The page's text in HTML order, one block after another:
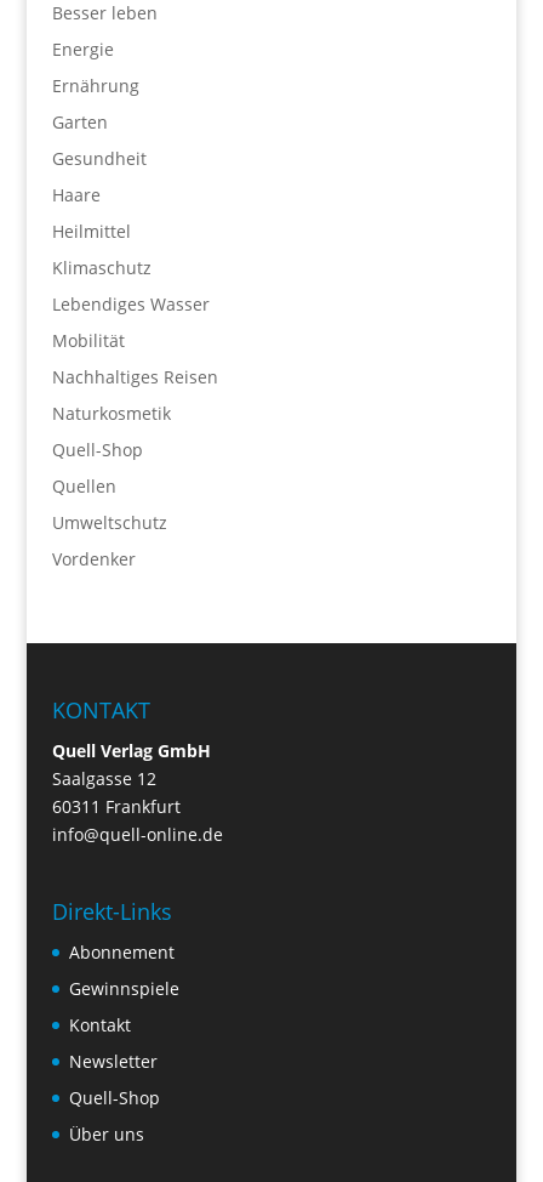
Besser leben
Energie
Ernährung
Garten
Gesundheit
Haare
Heilmittel
Klimaschutz
Lebendiges Wasser
Mobilität
Nachhaltiges Reisen
Naturkosmetik
Quell-Shop
Quellen
Umweltschutz
Vordenker
KONTAKT
Quell Verlag GmbH
Saalgasse 12
60311 Frankfurt
info@quell-online.de
Direkt-Links
Abonnement
Gewinnspiele
Kontakt
Newsletter
Quell-Shop
Über uns